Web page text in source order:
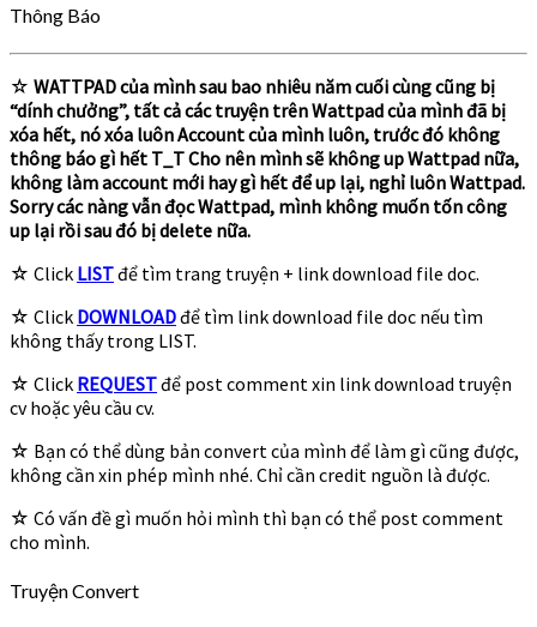
Thông Báo
☆ WATTPAD của mình sau bao nhiêu năm cuối cùng cũng bị
“dính chưởng”, tất cả các truyện trên Wattpad của mình đã bị
xóa hết, nó xóa luôn Account của mình luôn, trước đó không
thông báo gì hết T_T Cho nên mình sẽ không up Wattpad nữa,
không làm account mới hay gì hết để up lại, nghỉ luôn Wattpad.
Sorry các nàng vẫn đọc Wattpad, mình không muốn tốn công
up lại rồi sau đó bị delete nữa.
☆ Click LISTđể tìm trang truyện + link download file doc.
☆ Click DOWNLOADđể tìm link download file doc nếu tìm
không thấy trong LIST.
☆ Click REQUESTđể post comment xin link download truyện
cv hoặc yêu cầu cv.
☆ Bạn có thể dùng bản convert của mình để làm gì cũng được,
không cần xin phép mình nhé. Chỉ cần credit nguồn là được.
☆ Có vấn đề gì muốn hỏi mình thì bạn có thể post comment
cho mình.
Truyện Convert